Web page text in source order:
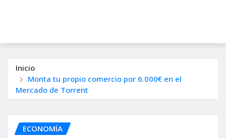
Inicio
Monta tu propio comercio por 6.000€ en el
Mercado de Torrent
ECONOMÍA